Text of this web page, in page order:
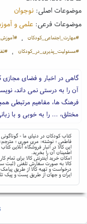
موضوعات اصلی:نوجوان
موضوعات فرعی:علمی و
#مهارت_اجتماعی_کودکان ،
#مسئولیت_پذیری_در_کودکان ،
گاهی در اخبار و فضای
آن را به درستی نمی داند،
فرهنگ ها، مفاهیم مرتبطی
مختلق، ... را به خوبی و با
کتاب کودکان در دنیای ما -
فاطمی ؛ نوشته: مری موری ؛ مترجم:
این کالا در انبار فروشگاه
اطمینان آن را بخرید.
امکان خرید اینترنتی کالا برای
کالا به صورت سفارش تلفنی (ثبت
درخواست و تهیه کالا از طریق
ایران و جهان از طریق پست و پیک